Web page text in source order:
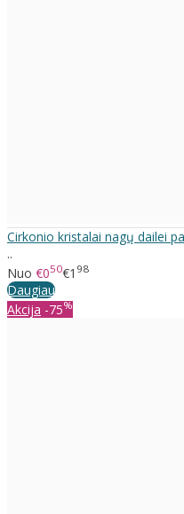
Cirkonio kristalai nagų dailei
..
Nuo €050€1 98
Daugiau
Akcija -75%